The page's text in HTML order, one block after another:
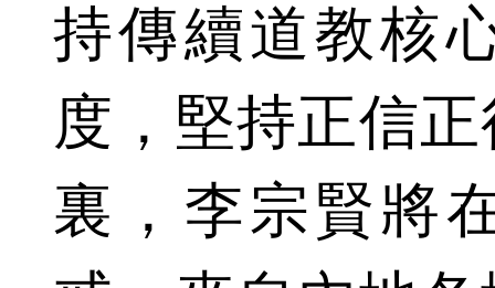
持傳續道教核
度，堅持正信
裏，李宗賢將